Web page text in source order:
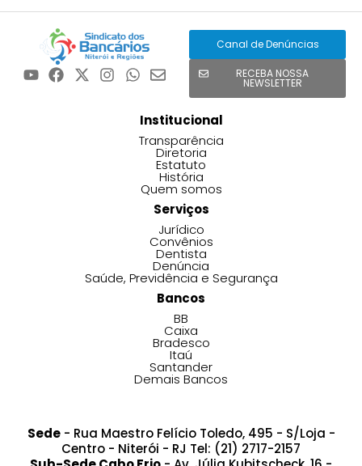
Canal de Denúncias
RECEBA NOSSA
NEWSLETTER
Institucional
Transparência
Diretoria
Estatuto
História
Quem somos
Serviços
Jurídico
Convênios
Dentista
Denúncia
Saúde, Previdência e Segurança
Bancos
BB
Caixa
Bradesco
Itaú
Santander
Demais Bancos
Sede- Rua Maestro Felício Toledo, 495 - S/Loja -
Centro - Niterói - RJ Tel: (21) 2717-2157